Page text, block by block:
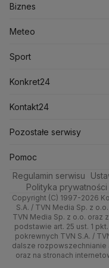
Kryptowaluty
Lotnisko Chopina
Mariusz Błaszczak
Mark Zuckerberg
Ministerstwo Aktywów
Ministerstwo Infrastruktury
Ministerstwo Rolnictwa
Ministerstwo Rozwoju i
Ministerstwo Sportu i
Ministerstwo Cyfryzacji
Ministerstwo Edukacji
Ministerstwo Finansów
Ministerstwo Klimatu i
Ministerstwo Nauki i
Biznes
Meteo
Sport
Zdrowie
Technologia
Quizy
Tematy
Podcasty
Artykuły
Newslettery
Fakty po Faktach
Fakty o Świecie
Ludzie Faktów
Warszawa
Łódź
Katowice
Kraków
Poznań
Trójmiasto
Kielce
Kujawsko-pomorskie
Lublin
Lubuskie
Biznes
Najnowsze
Notowania
Pieniądze
Nieruchomości
Rynki
Dla firm
Handel
Ze świata
Tech
Moto
Meteo
Pogoda godzinowa
Pogoda
Pogoda na jutro
Pogoda na weekend
Najnowsze
Polska
Prognoza
Świat
Nauka
Sport
Piłka Nożna
Tenis
Kolarstwo
Skoki Narciarskie
Sporty zimowe
Lekkoatletyka
Siatkówka
F1
Konkret24
Najnowsze
Polska
Świat
Polityka
Zdrowie
Tech
Nauka
Kontakt24
Najnowsze
Gorące Tematy
Wyślij zgłoszenie
Pozostałe serwisy
TVN
Dzień Dobry TVN
Uwaga TVN
HGTV
TVN Turbo
Pomoc
Centrum pomocy
Test zgodności
Oglądaj na TV
Zrealizuj voucher
Regulamin serwisu
Polityka prywatności
Copyright (C) 1997-2026
S.A. / TVN Media Sp. z
TVN Media Sp. z o.o. oraz
podstawie art. 25 ust. 1
pokrewnych TVN S.A. /
dalsze rozpowszechnianie
oraz na stronach